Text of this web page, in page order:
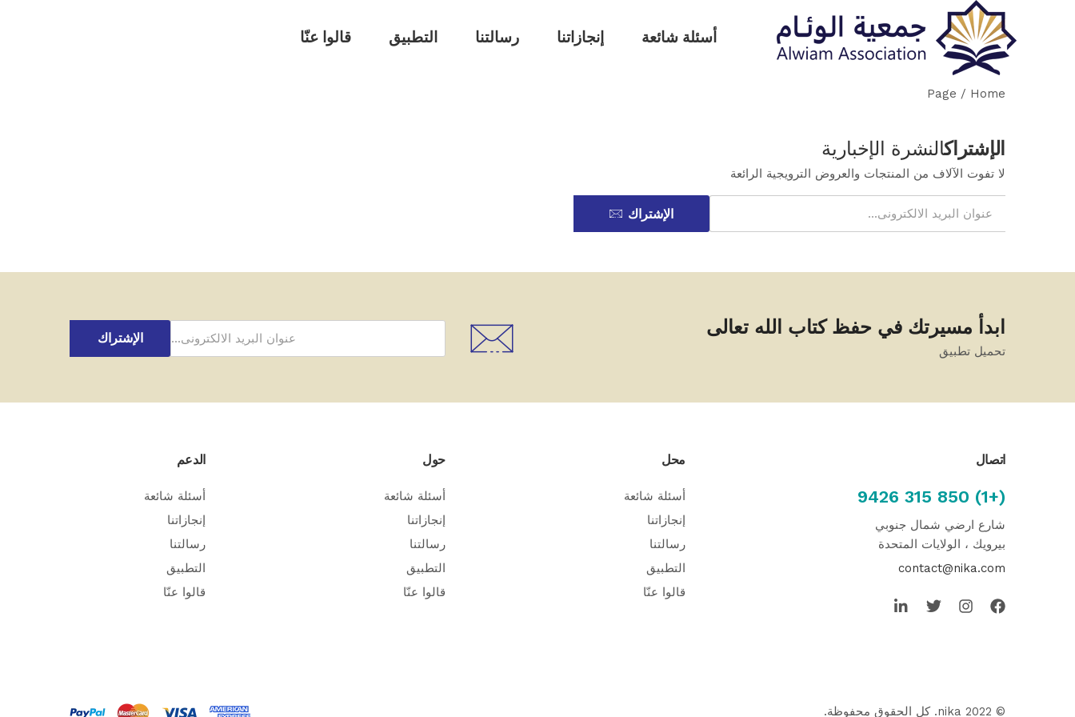
أسئلة شائعة إنجازاتنا رسالتنا التطبيق قالوا عنّا
Home
/
Page
الإشتراكالنشرة الإخبارية
لا تفوت الآلاف من المنتجات والعروض الترويجية الرائعة
الإشتراك
ابدأ مسيرتك في حفظ كتاب الله تعالى
تحميل تطبيق
الإشتراك
اتصال
(+1) 850 315 9426
شارع ارضي شمال جنوبي
بيرويك ، الولايات المتحدة
contact@nika.com
محل
أسئلة شائعة
إنجازاتنا
رسالتنا
التطبيق
قالوا عنّا
حول
أسئلة شائعة
إنجازاتنا
رسالتنا
التطبيق
قالوا عنّا
الدعم
أسئلة شائعة
إنجازاتنا
رسالتنا
التطبيق
قالوا عنّا
© 2022 nika. كل الحقوق محفوظة.